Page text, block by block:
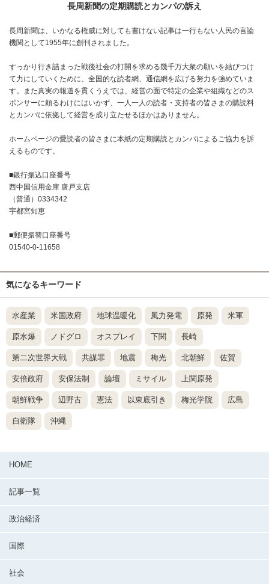
長周新聞の定期購読とカンパの訴え
長周新聞は、いかなる権威に対しても書けない記事は一行もない人民の言論
機関として1955年に創刊されました。
すっかり行き詰まった戦後社会の打開を求める幾千万大衆の願いを結びつけ
て力にしていくために、全国的な読者網、通信網を広げる努力を強めていま
す。また真実の報道を貫くうえでは、経営の面で特定の企業や組織などのス
ポンサーに頼るわけにはいかず、一人一人の読者・支持者の皆さまの購読料
とカンパに依拠して経営を成り立たせるほかはありません。
ホームページの愛読者の皆さまに本紙の定期購読とカンパによるご協力を訴
えるものです。
■銀行振込口座番号
西中国信用金庫 唐戸支店
（普通）0334342
宇都宮知恵
■郵便振替口座番号
01540-0-11658
気になるキーワード
水産業 米国政府 地球温暖化 風力発電 原発 米軍
原水爆 ノドグロ オスプレイ 下関 長崎
第二次世界大戦 共謀罪 地震 梅光 北朝鮮 佐賀
安倍政府 安保法制 論壇 ミサイル 上関原発
朝鮮戦争 辺野古 憲法 以東底引き 梅光学院 広島
自衛隊 沖縄
HOME
記事一覧
政治経済
国際
社会